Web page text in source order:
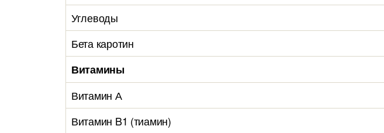
Углеводы
Бета каротин
Витамины
Витамин А
Витамин B1 (тиамин)